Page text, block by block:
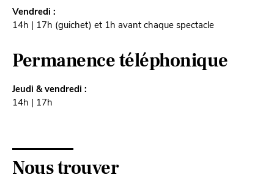
Vendredi :
14h | 17h (guichet) et 1h avant chaque spectacle
Permanence téléphonique
Jeudi & vendredi :
14h | 17h
Nous trouver